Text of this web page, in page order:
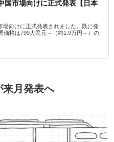
国市場向けに正式発表【日本
場向けに正式発表されました。既に発
価格は799人民元～（約1.9万円～）の
月発表へ